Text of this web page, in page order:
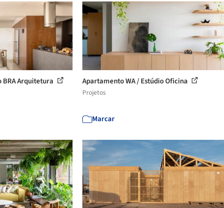
Arquitetura Apartamento WA / Estúdio Oficina
Projetos
Marcar